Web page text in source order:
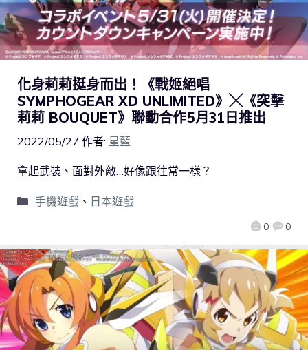
化身莉莉挺身而出！《戰姬絕唱
SYMPHOGEAR XD UNLIMITED》╳《突擊
莉莉 BOUQUET》聯動合作5月31日推出
2022/05/27 作者: 星藍
0 0
拿起武裝、面對外敵…好像跟往常一樣？
手機遊戲、 日本遊戲